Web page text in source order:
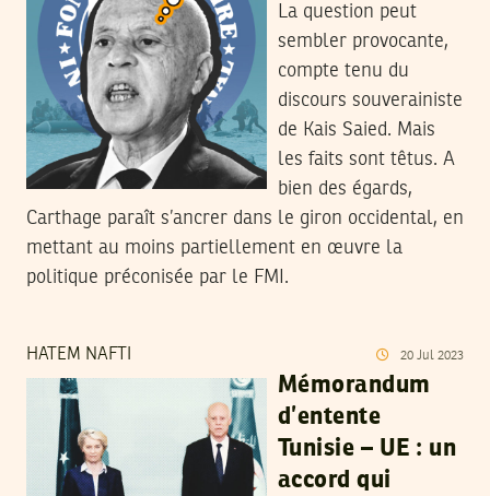
La question peut
sembler provocante,
compte tenu du
discours souverainiste
de Kais Saied. Mais
les faits sont têtus. A
bien des égards,
Carthage paraît s’ancrer dans le giron occidental, en
mettant au moins partiellement en œuvre la
politique préconisée par le FMI.
HATEM NAFTI 20 Jul 2023
Mémorandum
d’entente
Tunisie – UE : un
accord qui